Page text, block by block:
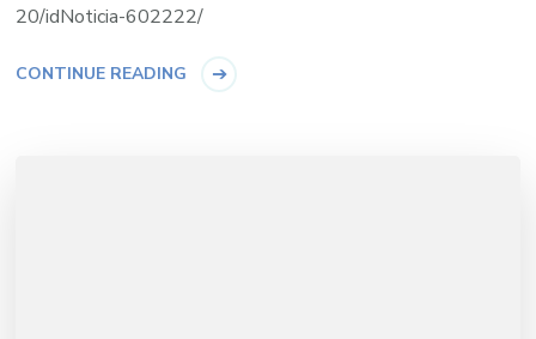
20/idNoticia-602222/
CONTINUE READING